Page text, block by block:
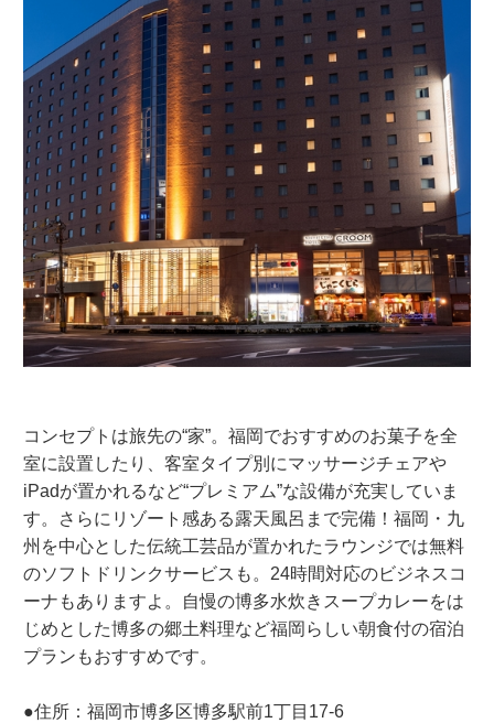
コンセプトは旅先の“家”。福岡でおすすめのお菓子を全
室に設置したり、客室タイプ別にマッサージチェアや
iPadが置かれるなど“プレミアム”な設備が充実していま
す。さらにリゾート感ある露天風呂まで完備！福岡・九
州を中心とした伝統工芸品が置かれたラウンジでは無料
のソフトドリンクサービスも。24時間対応のビジネスコ
ーナもありますよ。自慢の博多水炊きスープカレーをは
じめとした博多の郷土料理など福岡らしい朝食付の宿泊
プランもおすすめです。
●住所：福岡市博多区博多駅前1丁目17-6